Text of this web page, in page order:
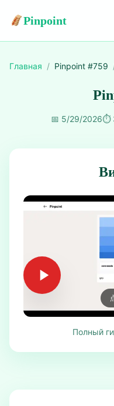
Pinpoint
Главная / Pinpoint #759
📅 5/29/2026⏱️
Полный